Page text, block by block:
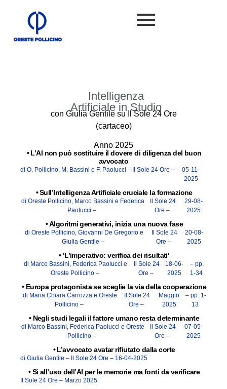
Intelligenza
Artificiale in Studio
con Giulia Gentile su Il Sole 24 Ore
(cartaceo)
Anno 2025
• L’AI non può sostituire il dovere di diligenza del buon
avvocato
di O. Pollicino, M. Bassini e F. Paolucci – Il Sole 24 Ore –
05-11-
2025
•Sull’Intelligenza Artificiale cruciale la formazione
di Oreste Pollicino, Marco Bassini e Federica
Paolucci –
Il Sole 24
Ore –
29-08-
2025
•Algoritmi generativi, inizia una nuova fase
di Oreste Pollicino, Giovanni De Gregorio e
Giulia Gentile –
Il Sole 24
Ore –
20-08-
2025
• ‘L’imperativo: verifica dei risultati‘
di Marco Bassini, Federica Paolucci e
Oreste Pollicino –
Il Sole 24
Ore –
18-06-
2025
– pp.
1-34
• Europa protagonista se sceglie la via della cooperazione
di Maria Chiara Carrozza e Oreste
Pollicino –
Il Sole 24
Ore –
Maggio
2025
– pp. 1-
13
• Negli studi legali il fattore umano resta determinante
di Marco Bassini, Federica Paolucci e Oreste
Pollicino –
Il Sole 24
Ore –
07-05-
2025
• L’avvocato avatar rifiutato dalla corte
di Giulia Gentile – Il Sole 24 Ore – 16-04-2025
•Sì all’uso dell’AI per le memorie ma fonti da verificare
Il Sole 24 Ore – Marzo 2025